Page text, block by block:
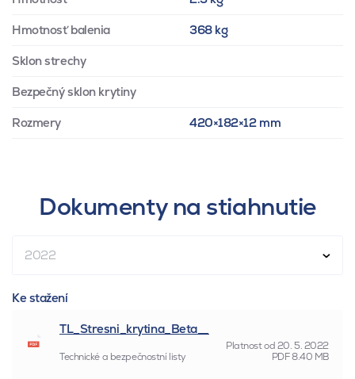
Hmotnosť balenia 368 kg
Sklon strechy
Bezpečný sklon krytiny
Rozmery 420×182×12 mm
Dokumenty na stiahnutie
2022
Ke stažení
TL_Stresni_krytina_Beta__
Platnost od20. 5. 2022
Technické a bezpečnostní listy
PDF8.40 MB